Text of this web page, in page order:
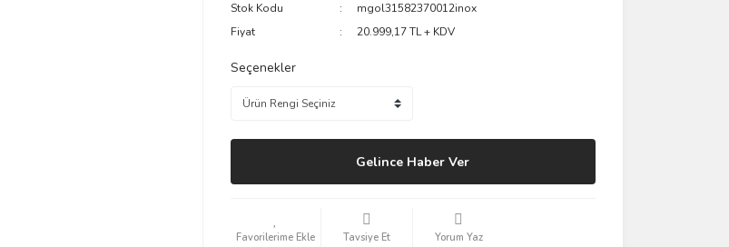
Stok Kodu
mgol31582370012inox
Fiyat
20.999,17 TL + KDV
Seçenekler
Gelince Haber Ver
Tavsiye Et Yorum Yaz